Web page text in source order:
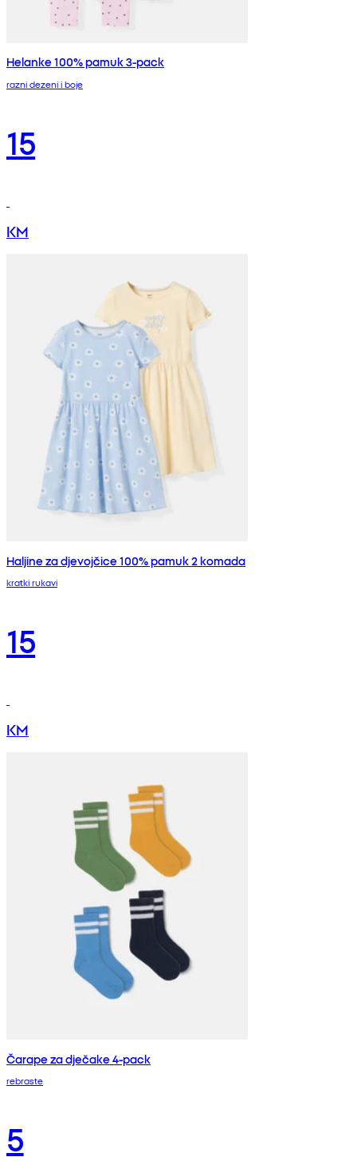
Helanke 100% pamuk 3-pack
razni dezeni i boje
15
KM
Haljine za djevojčice 100% pamuk 2 komada
kratki rukavi
15
KM
Čarape za dječake 4-pack
rebraste
5